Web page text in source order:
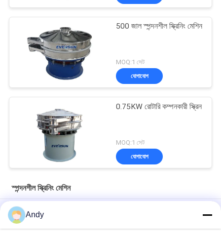
500 জাল স্পন্দনশীল স্ক্রিনিং মেশিন
MOQ:1 সেট
যোগাযোগ
0.75KW রোটারি কম্পনকারী স্ক্রিন
MOQ:1 সেট
যোগাযোগ
স্পন্দনশীল স্ক্রিনিং মেশিন
সিলিকা বালি সিভ করার জন্য স্টেইনলেস স্টিল ভাইব্রেটরি স্ক্রীনিং মেশিন ভাইব্রো শেকার
সূক্ষ্ম এবং মোটা পদার্থ আলাদা করার জন্য স্ক্রিনের উপরিভাগে সর্পিল প্যাটার্ন উপাদান চলাচল
Andy